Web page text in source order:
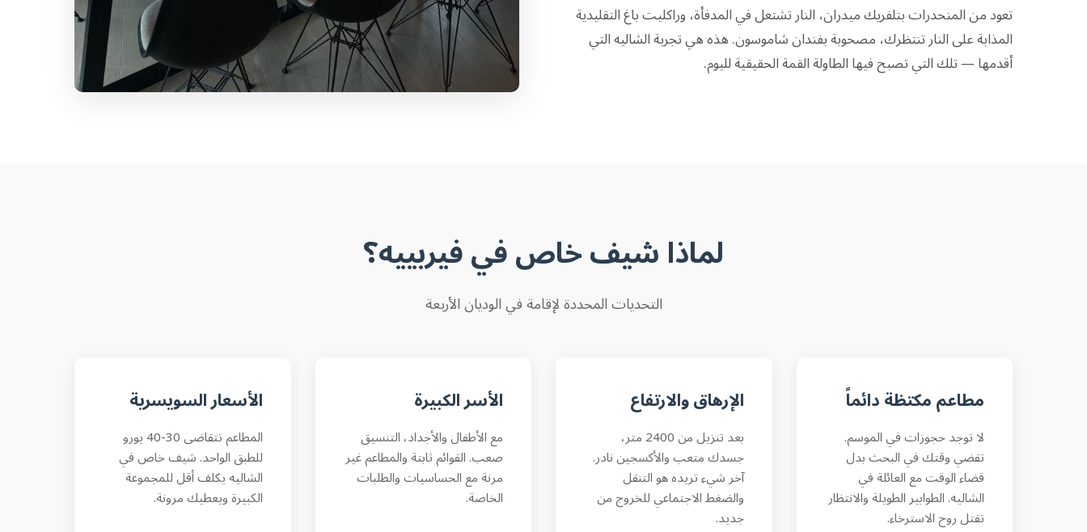
تعود من المنحدرات بتلفريك ميدران، النار تشتعل في المدفأة، وراكليت باغ التقليدية
المذابة على النار تنتظرك، مصحوبة بفندان شاموسون. هذه هي تجربة الشاليه التي
أقدمها — تلك التي تصبح فيها الطاولة القمة الحقيقية لليوم.
لماذا شيف خاص في فيربييه؟
التحديات المحددة لإقامة في الوديان الأربعة
مطاعم مكتظة دائماً
لا توجد حجوزات في الموسم.
تقضي وقتك في البحث بدل
قضاء الوقت مع العائلة في
الشاليه. الطوابير الطويلة والانتظار
تقتل روح الاسترخاء.
الإرهاق والارتفاع
بعد تنزيل من 2400 متر،
جسدك متعب والأكسجين نادر.
آخر شيء تريده هو التنقل
والضغط الاجتماعي للخروج من
جديد.
الأسر الكبيرة
مع الأطفال والأجداد، التنسيق
صعب. القوائم ثابتة والمطاعم غير
مرنة مع الحساسيات والطلبات
الخاصة.
الأسعار السويسرية
المطاعم تتقاضى 30-40 يورو
للطبق الواحد. شيف خاص في
الشاليه يكلف أقل للمجموعة
الكبيرة ويعطيك مرونة.